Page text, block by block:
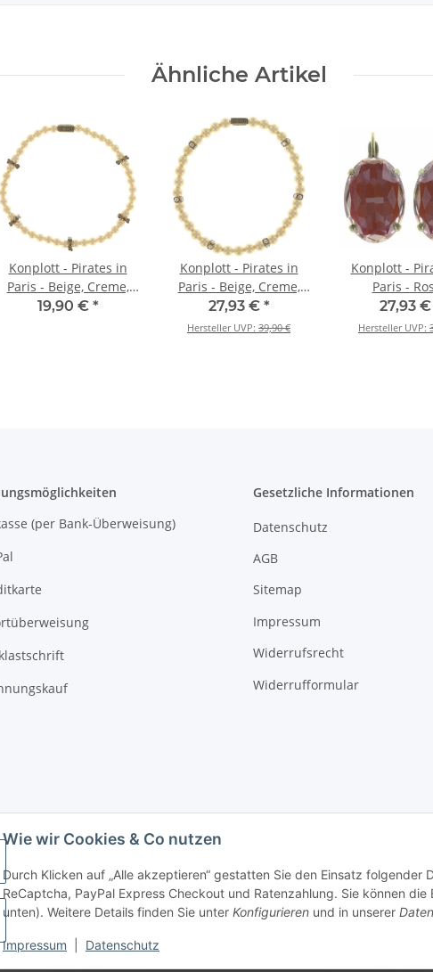
Wie wir Cookies & Co nutzen
Durch Klicken auf „Alle akzeptieren“ gestatten Sie den Einsatz folgender
ReCaptcha, PayPal Express Checkout und Ratenzahlung. Sie können
unten). Weitere Details finden Sie unter Konfigurieren und in unserer
Impressum Datenschutz
Ähnliche Artikel
Konplott - Pirates in
Paris - Beige, Creme,
Antikmessing,
19,90 € *
Konplott - Pirates in
Paris - Beige, Creme,
Antikmessing,
elastisches Armband
27,93 € *
Hersteller UVP: 39,90 €
Konplott -
Paris -
Antikmessing,
mit
27,93 €
Hersteller UVP:
(per Bank-Überweisung)
Gesetzliche Informationen
Datenschutz
AGB
Sitemap
Impressum
Widerrufsrecht
Widerrufformular